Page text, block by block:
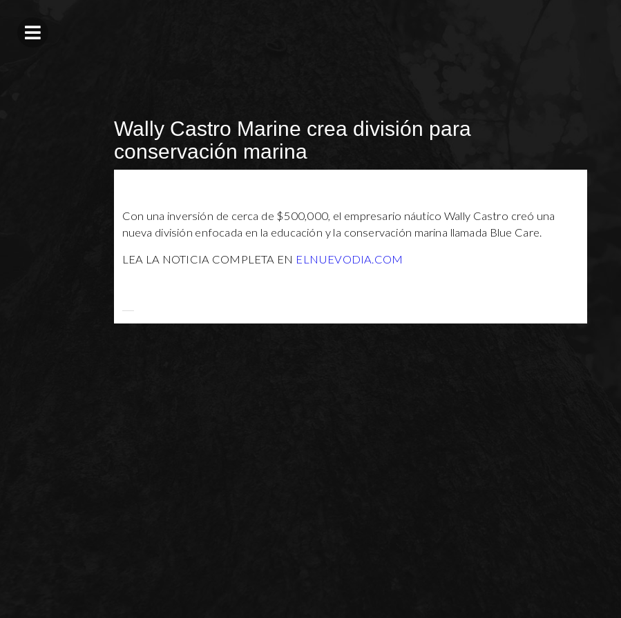
Wally Castro Marine crea división para
conservación marina
Con una inversión de cerca de $500,000, el empresario náutico Wally Castro creó una
nueva división enfocada en la educación y la conservación marina llamada Blue Care.
LEA LA NOTICIA COMPLETA EN ELNUEVODIA.COM